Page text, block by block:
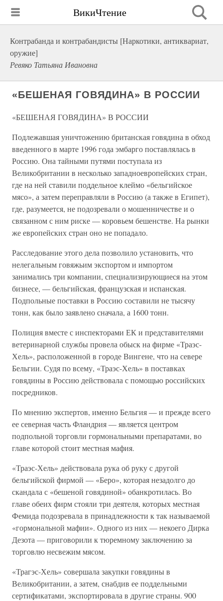
ВикиЧтение
Контрабанда и контрабандисты [Наркотики, антиквариат,
оружие]
Ревяко Татьяна Ивановна
«БЕШЕНАЯ ГОВЯДИНА» В РОССИИ
«БЕШЕНАЯ ГОВЯДИНА» В РОССИИ
Подлежавшая уничтожению британская говядина в обход
введенного в марте 1996 года эмбарго поставлялась в
Россию. Она тайными путями поступала из
Великобритании в несколько западноевропейских стран,
где на ней ставили поддельное клеймо «бельгийское
мясо», а затем переправляли в Россию (а также в Египет),
где, разумеется, не подозревали о мошенничестве и о
связанном с ним риске — коровьем бешенстве. На рынки
же европейских стран оно не попадало.
Расследование этого дела позволило установить, что
нелегальным говяжьим экспортом и импортом
занимались три компании, специализирующиеся на этом
бизнесе, — бельгийская, французская и испанская.
Подпольные поставки в Россию составили не тысячу
тонн, как было заявлено сначала, а 1600 тонн.
Полиция вместе с инспекторами ЕК и представителями
ветеринарной службы провела обыск на фирме «Траэс-
Хель», расположенной в городе Вингене, что на севере
Бельгии. Судя по всему, «Траэс-Хель» в поставках
говядины в Россию действовала с помощью российских
посредников.
По мнению экспертов, именно Бельгия — и прежде всего
ее северная часть Фландрия — является центром
подпольной торговли гормональными препаратами, во
главе которой стоит местная мафия.
«Траэс-Хель» действовала рука об руку с другой
бельгийской фирмой — «Беро», которая незадолго до
скандала с «бешеной говядиной» обанкротилась. Во
главе обеих фирм стояли три деятеля, которых местная
Фемида подозревала в принадлежности к так называемой
«гормональной мафии». Одного из них — некоего Дирка
Дезота — приговорили к тюремному заключению за
торговлю несвежим мясом.
«Трагэс-Хель» совершала закупки говядины в
Великобритании, а затем, снабдив ее поддельными
сертификатами, экспортировала в другие страны. 900